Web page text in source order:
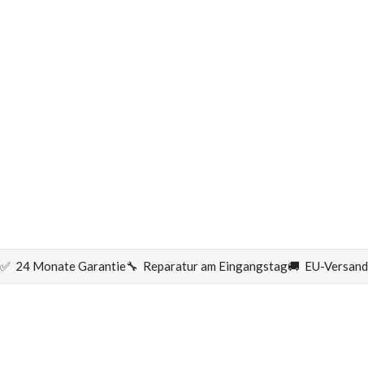
✅ 24 Monate Garantie🔧 Reparatur am Eingangstag🚚 EU-Versand